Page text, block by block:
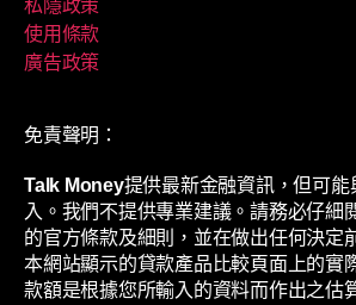
私隱政策
使用條款
廣告政策
免責聲明：
Talk Money提供最新金融資訊，但可能
入。我們不提供專業建議。請務必仔細
的官方條款及細則，並在做出任何決定
本網站顯示的貸款產品比較頁面上的實
款額是根據您所輸入的資料而作出之估